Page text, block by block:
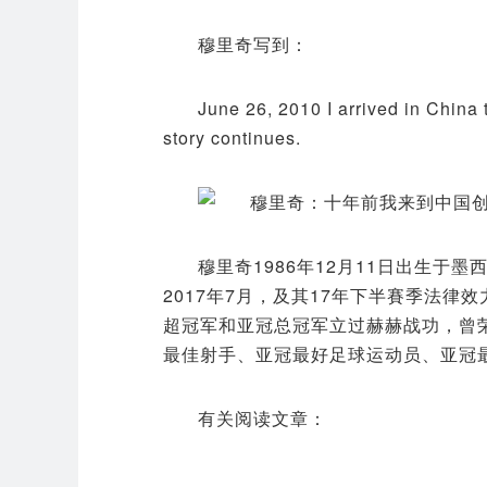
穆里奇写到：
June 26, 2010 I arrived in
story continues.
穆里奇1986年12月11日出生于墨
2017年7月，及其17年下半賽季法律
超冠军和亚冠总冠军立过赫赫战功，
最佳射手、亚冠最好足球运动员、亚
有关阅读文章：